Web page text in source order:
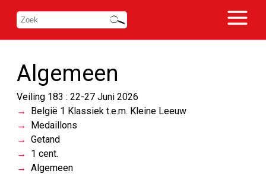
Algemeen
Veiling 183 : 22-27 Juni 2026
België 1 Klassiek t.e.m. Kleine Leeuw
Medaillons
Getand
1 cent.
Algemeen